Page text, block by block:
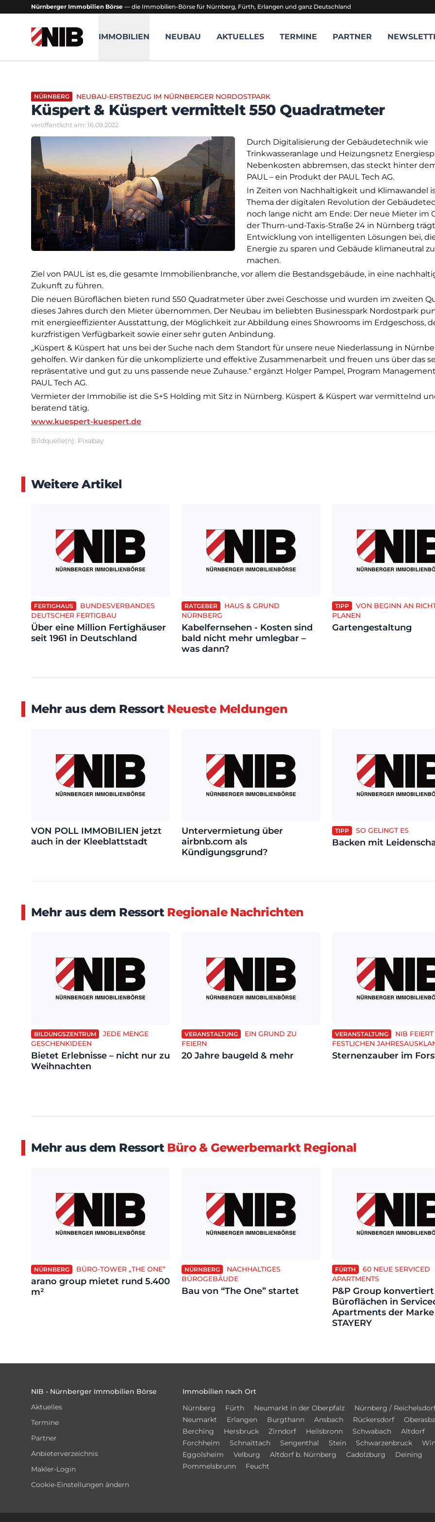
Nürnberger Immobilien Börse — die Immobilien-Börse für Nürnberg, Fürth, Erlangen und ganz Deutschland
NIB - Nürnberger Immobilien Börse
IMMOBILIEN NEUBAU AKTUELLES TERMINE PARTNER
NÜRNBERG NEUBAU-ERSTBEZUG IM NÜRNBERGER NORDOSTPARK
Küspert & Küspert vermittelt 550 Quadratmeter
veröffentlicht am: 16.09.2022
Durch Digitalisierung der Gebäudetechnik wie
Trinkwasseranlage und Heizungsnetz
Nebenkosten abbremsen, das steckt hinter
PAUL – ein Produkt der PAUL Tech AG.
In Zeiten von Nachhaltigkeit und Klimawandel
Thema der digitalen Revolution der
noch lange nicht am Ende: Der neue Mieter im
der Thurn-und-Taxis-Straße 24 in Nürnberg
Entwicklung von intelligenten Lösungen bei,
Energie zu sparen und Gebäude klimaneutral zu
machen.
Ziel von PAUL ist es, die gesamte Immobilienbranche, vor allem die Bestandsgebäude, in eine
Zukunft zu führen.
Die neuen Büroflächen bieten rund 550 Quadratmeter über zwei Geschosse und wurden im zweiten
dieses Jahres durch den Mieter übernommen. Der Neubau im beliebten Businesspark Nordostpark
mit energieeffizienter Ausstattung, der Möglichkeit zur Abbildung eines Showrooms im Erdgeschoss,
kurzfristigen Verfügbarkeit sowie einer sehr guten Anbindung.
„Küspert & Küspert hat uns bei der Suche nach dem Standort für unsere neue Niederlassung in
geholfen. Wir danken für die unkomplizierte und effektive Zusammenarbeit und freuen uns über das
repräsentative und gut zu uns passende neue Zuhause.“ ergänzt Holger Pampel, Program
PAUL Tech AG.
Vermieter der Immobilie ist die S+S Holding mit Sitz in Nürnberg. Küspert & Küspert war vermittelnd
beratend tätig.
www.kuespert-kuespert.de
Bildquelle(n): Pixabay
Weitere Artikel
FERTIGHAUS
BUNDESVERBANDES
DEUTSCHER FERTIGBAU
Über eine Million Fertighäuser
seit 1961 in Deutschland
RATGEBER
HAUS & GRUND
NÜRNBERG
Kabelfernsehen - Kosten sind
bald nicht mehr umlegbar –
was dann?
TIPP
VON BEGINN AN
PLANEN
Gartengestaltung
Mehr aus dem Ressort Neueste Meldungen
VON POLL IMMOBILIEN jetzt
auch in der Kleeblattstadt
Untervermietung über
airbnb.com als
Kündigungsgrund?
TIPP SO GELINGT ES
Backen mit
Mehr aus dem Ressort Regionale Nachrichten
BILDUNGSZENTRUM
JEDE MENGE
GESCHENKIDEEN
Bietet Erlebnisse – nicht nur zu
Weihnachten
VERANSTALTUNG
EIN GRUND ZU
FEIERN
20 Jahre baugeld & mehr
VERANSTALTUNG
NIB FEIERT
FESTLICHEN
Sternenzauber im
Mehr aus dem Ressort Büro & Gewerbemarkt Regional
NÜRNBERG BÜRO-TOWER „THE ONE”
arano group mietet rund 5.400
m²
NÜRNBERG
NACHHALTIGES
BÜROGEBÄUDE
Bau von “The One” startet
FÜRTH
60 NEUE SERVICED
APARTMENTS
P&P Group konvertiert
Büroflächen in
Apartments der Marke
STAYERY
NIB - Nürnberger Immobilien Börse
Aktuelles
Termine
Partner
Anbieterverzeichnis
Makler-Login
Cookie-Einstellungen ändern
Immobilien nach Ort
Nürnberg
Fürth Neumarkt in der Oberpfalz
Nürnberg /
Neumarkt
Erlangen Burgthann Ansbach Rückersdorf
Berching
Hersbruck Zirndorf Heilsbronn Schwabach
Altdorf
Forchheim
Schnaittach Sengenthal Stein Schwarzenbruck
Eggolsheim
Velburg Altdorf b. Nürnberg Cadolzburg
Deining
Pommelsbrunn
Feucht